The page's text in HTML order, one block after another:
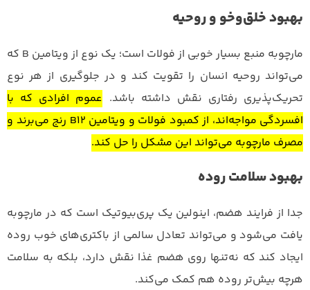
بهبود خلق‌وخو و روحیه
مارچوبه منبع بسیار خوبی از فولات است؛ یک نوع از ویتامین B که
می‌تواند روحیه انسان را تقویت کند و در جلوگیری از هر نوع
تحریک‌پذیری رفتاری نقش داشته باشد. عموم افرادی که با
افسردگی مواجه‌اند، از کمبود فولات و ویتامین B12 رنج می‌برند و
مصرف مارچوبه می‌تواند این مشکل را حل کند.
بهبود سلامت روده
جدا از فرایند هضم، اینولین یک پری‌بیوتیک است که در مارچوبه
یافت می‌شود و می‌تواند تعادل سالمی از باکتری‌های خوب روده
ایجاد کند که نه‌تنها روی هضم غذا نقش دارد، بلکه به سلامت
هرچه‌ بیش‌تر روده هم کمک می‌کند.